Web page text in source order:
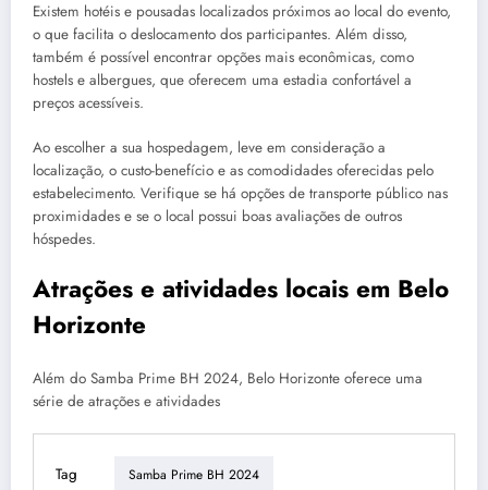
Existem hotéis e pousadas localizados próximos ao local do evento,
o que facilita o deslocamento dos participantes. Além disso,
também é possível encontrar opções mais econômicas, como
hostels e albergues, que oferecem uma estadia confortável a
preços acessíveis.
Ao escolher a sua hospedagem, leve em consideração a
localização, o custo-benefício e as comodidades oferecidas pelo
estabelecimento. Verifique se há opções de transporte público nas
proximidades e se o local possui boas avaliações de outros
hóspedes.
Atrações e atividades locais em Belo
Horizonte
Além do Samba Prime BH 2024, Belo Horizonte oferece uma
série de atrações e atividades
Tag Samba Prime BH 2024